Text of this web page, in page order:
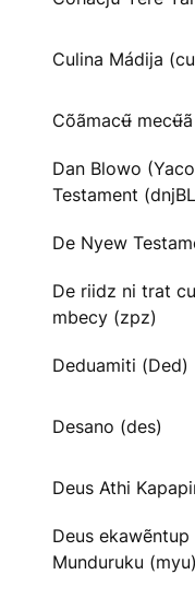
Culina Mádija
Cõãmacʉ̃
Dan Blowo
Testament
De Nyew
De riidz ni trat
mbecy (zpz)
Deduamiti (Ded)
Desano (des)
Deus Athi
Deus
Munduruku (myu)